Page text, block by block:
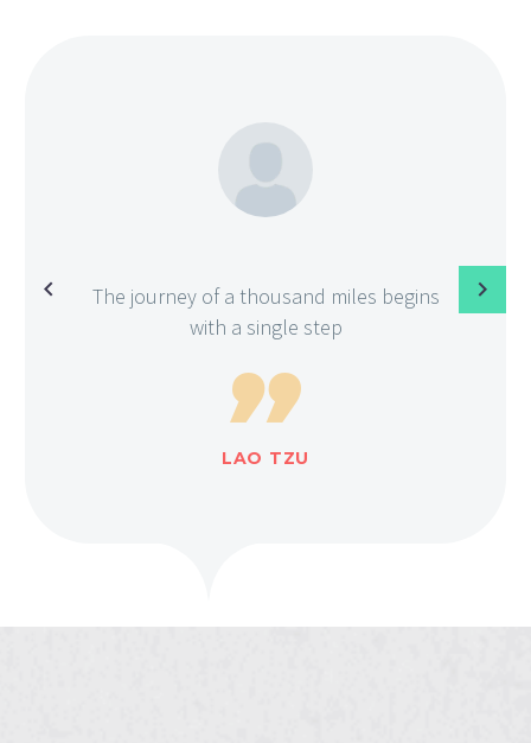
LAO TZU
The journey of a thousand miles begins
with a single step